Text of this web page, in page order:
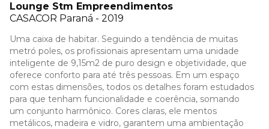
Lounge Stm Empreendimentos
CASACOR Paraná - 2019
Uma caixa de habitar. Seguindo a tendência de muitas
metró poles, os profissionais apresentam uma unidade
inteligente de 9,15m2 de puro design e objetividade, que
oferece conforto para até três pessoas. Em um espaço
com estas dimensões, todos os detalhes foram estudados
para que tenham funcionalidade e coerência, somando
um conjunto harmônico. Cores claras, ele mentos
metálicos, madeira e vidro, garantem uma ambientação